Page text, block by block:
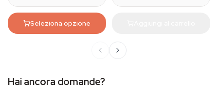
Seleziona opzione
Hai ancora domande?